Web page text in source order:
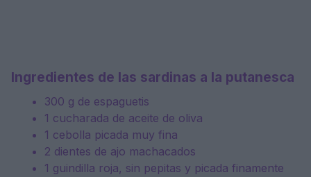
Ingredientes de las sardinas a la putanesca
300 g de espaguetis
1 cucharada de aceite de oliva
1 cebolla picada muy fina
2 dientes de ajo machacados
1 guindilla roja, sin pepitas y picada finamente